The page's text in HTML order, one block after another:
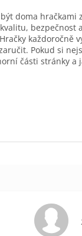
doma hračkami
bezpečnost
každoročně
Pokud si
části stránky a
z 5 hvězdiček.